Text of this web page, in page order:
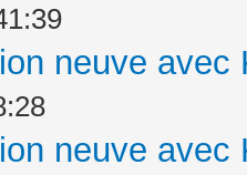
neuve avec
neuve avec